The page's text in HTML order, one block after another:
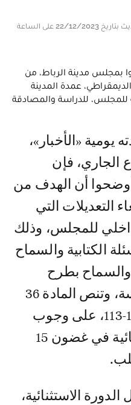
في 22/12/2023 على الساعة 21:45, تحديث بتاريخ 22/12/2023 على الساعة
عضوا بمجلس مدينة الرباط، من
عمدة المدينة
للمجلس، للدراسة والمصادقة
الجاري، فإن
أن الهدف من
التعديلات التي
للمجلس، وذلك
الكتابية والسماح
بطرح
إحاطات في بداية الجلسة، وتنص المادة 36
من القانون التنظيمي 14-113، على وجوب
عقد هذه الدورة الاستثنائية في غضون 15
الاستثنائية،